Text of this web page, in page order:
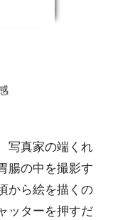
写真家の端くれ
腸の中を撮影す
から絵を描くの
ッターを押すだ